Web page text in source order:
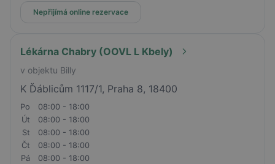
Nepřijímá online rezervace
Lékárna Chabry (OOVL L Kbely)
v objektu Billy
K Ďáblicům 1117/1, Praha 8, 18400
Po
08:00 - 18:00
Út
08:00 - 18:00
St
08:00 - 18:00
Čt
08:00 - 18:00
Pá
08:00 - 18:00